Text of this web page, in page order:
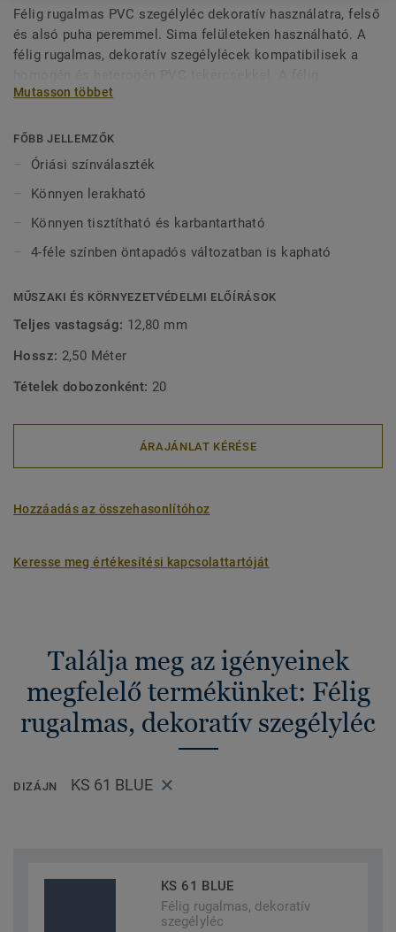
Félig rugalmas PVC szegélyléc dekoratív használatra, felső
és alsó puha peremmel. Sima felületeken használható. A
félig rugalmas, dekoratív szegélylécek kompatibilisek a
rugalmas, dekoratív szegélylécek nagyon nagy
a Tarkett padlóburkolatokkal. A félig rugalmas szerkezetük
nagyon könnyűvé teszi a lerakásukat.
Mutasson többet
FŐBB JELLEMZŐK
Óriási színválaszték
Könnyen lerakható
Könnyen tisztítható és karbantartható
4-féle színben öntapadós változatban is kapható
MŰSZAKI ÉS KÖRNYEZETVÉDELMI ELŐÍRÁSOK
Teljes vastagság: 12,80 mm
Hossz: 2,50 Méter
Tételek dobozonként: 20
ÁRAJÁNLAT KÉRÉSE
Hozzáadás az összehasonlítóhoz
Keresse meg értékesítési kapcsolattartóját
Találja meg az igényeinek
megfelelő termékünket: Félig
rugalmas, dekoratív szegélyléc
DIZÁJN KS 61 BLUE
KS 61 BLUE
Félig rugalmas, dekoratív
szegélyléc